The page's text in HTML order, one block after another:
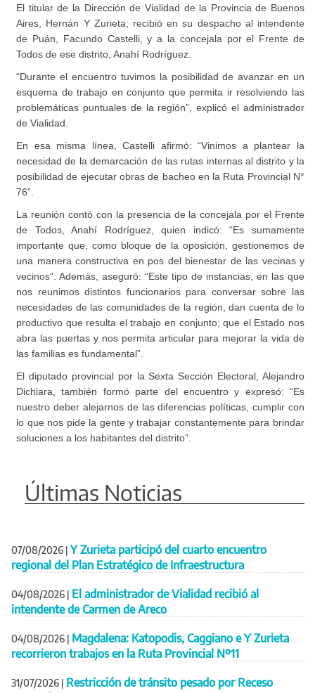
El titular de la Dirección de Vialidad de la Provincia de Buenos
Aires, Hernán Y Zurieta, recibió en su despacho al intendente
de Puán, Facundo Castelli, y a la concejala por el Frente de
Todos de ese distrito, Anahí Rodríguez.
“Durante el encuentro tuvimos la posibilidad de avanzar en un
esquema de trabajo en conjunto que permita ir resolviendo las
problemáticas puntuales de la región”, explicó el administrador
de Vialidad.
En esa misma línea, Castelli afirmó: “Vinimos a plantear la
necesidad de la demarcación de las rutas internas al distrito y la
posibilidad de ejecutar obras de bacheo en la Ruta Provincial N°
76”.
La reunión contó con la presencia de la concejala por el Frente
de Todos, Anahí Rodríguez, quien indicó: “Es sumamente
importante que, como bloque de la oposición, gestionemos de
una manera constructiva en pos del bienestar de las vecinas y
vecinos”. Además, aseguró: “Este tipo de instancias, en las que
nos reunimos distintos funcionarios para conversar sobre las
necesidades de las comunidades de la región, dan cuenta de lo
productivo que resulta el trabajo en conjunto; que el Estado nos
abra las puertas y nos permita articular para mejorar la vida de
las familias es fundamental”.
El diputado provincial por la Sexta Sección Electoral, Alejandro
Dichiara, también formó parte del encuentro y expresó: “Es
nuestro deber alejarnos de las diferencias políticas, cumplir con
lo que nos pide la gente y trabajar constantemente para brindar
soluciones a los habitantes del distrito”.
Últimas Noticias
07/08/2026 | Y Zurieta participó del cuarto encuentro
regional del Plan Estratégico de Infraestructura
04/08/2026 | El administrador de Vialidad recibió al
intendente de Carmen de Areco
04/08/2026 | Magdalena: Katopodis, Caggiano e Y Zurieta
recorrieron trabajos en la Ruta Provincial Nº11
31/07/2026 | Restricción de tránsito pesado por Receso